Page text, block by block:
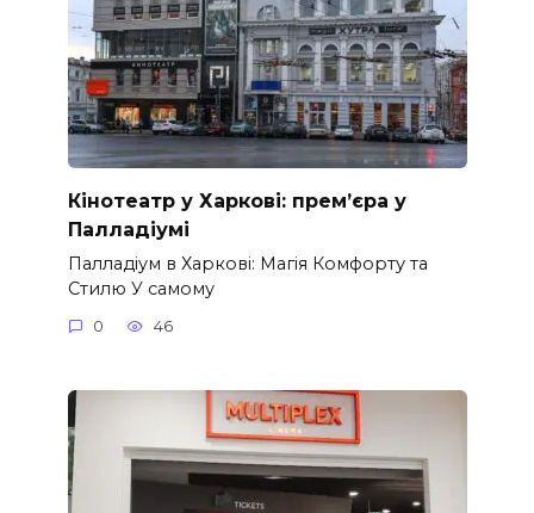
Кінотеатр у Харкові: прем’єра у
Палладіумі
Палладіум в Харкові: Магія Комфорту та
Стилю У самому
0 46